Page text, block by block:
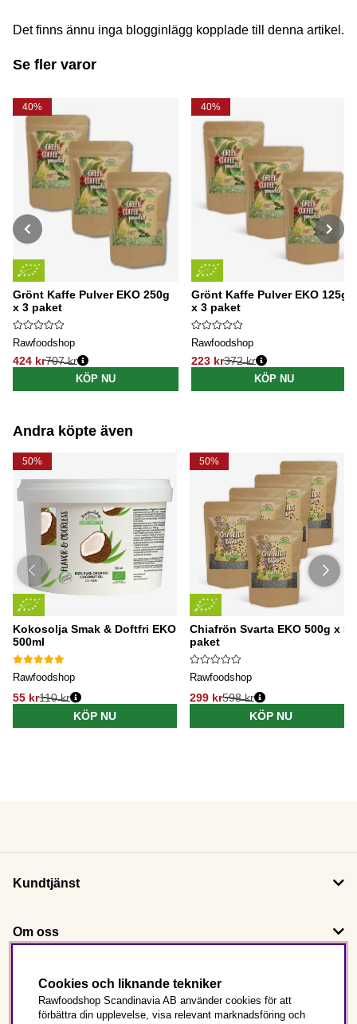
Det finns ännu inga blogginlägg kopplade till denna artikel.
Se fler varor
40%
Grönt Kaffe Pulver EKO 250g
x 3 paket
Rawfoodshop
424 kr
Ordinarie pris:
707 kr
KÖP NU
40%
Grönt Kaffe Pulver EKO 125g
x 3 paket
Rawfoodshop
223 kr
Ordinarie pris:
372 kr
KÖP NU
Andra köpte även
50%
Kokosolja Smak & Doftfri EKO
500ml
Rawfoodshop
55 kr110 kr
KÖP NU
50%
Chiafrön Svarta EKO 500g x 5
paket
Rawfoodshop
299 kr598 kr
KÖP NU
Kundtjänst
Om oss
Följ oss
Cookies och liknande tekniker
Rawfoodshop Scandinavia AB använder cookies för att
förbättra din upplevelse, visa relevant marknadsföring och